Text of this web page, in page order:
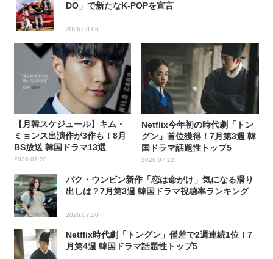
DO」で新たなK-POPを宣言
2026.08.06
【月韓スケジュール】キム・
ミョンス出演作が3作も！8月
BS放送 韓国ドラマ13選
2026.07.28
Netflix今年初の時代劇「トン
グン」首位獲得！7月第3週 韓
国ドラマ話題性トップ5
2026.07.22
パク・ウンビン新作「恋は命がけ」気になる滑り
出しは？7月第3週 韓国ドラマ視聴率ランキング
2026.07.20
Netflix時代劇「トングン」僅差で2週連続1位！7
月第4週 韓国ドラマ話題性トップ5